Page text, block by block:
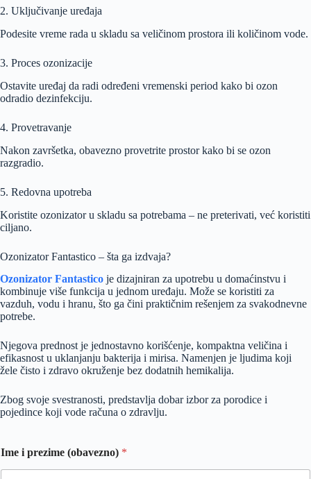
2. Uključivanje uređaja
Podesite vreme rada u skladu sa veličinom prostora ili količinom vode.
3. Proces ozonizacije
Ostavite uređaj da radi određeni vremenski period kako bi ozon
odradio dezinfekciju.
4. Provetravanje
Nakon završetka, obavezno provetrite prostor kako bi se ozon
razgradio.
5. Redovna upotreba
Koristite ozonizator u skladu sa potrebama – ne preterivati, već koristiti
ciljano.
Ozonizator Fantastico – šta ga izdvaja?
Ozonizator Fantastico je dizajniran za upotrebu u domaćinstvu i
kombinuje više funkcija u jednom uređaju. Može se koristiti za
vazduh, vodu i hranu, što ga čini praktičnim rešenjem za svakodnevne
potrebe.
Njegova prednost je jednostavno korišćenje, kompaktna veličina i
efikasnost u uklanjanju bakterija i mirisa. Namenjen je ljudima koji
žele čisto i zdravo okruženje bez dodatnih hemikalija.
Zbog svoje svestranosti, predstavlja dobar izbor za porodice i
pojedince koji vode računa o zdravlju.
Ime i prezime (obavezno) *